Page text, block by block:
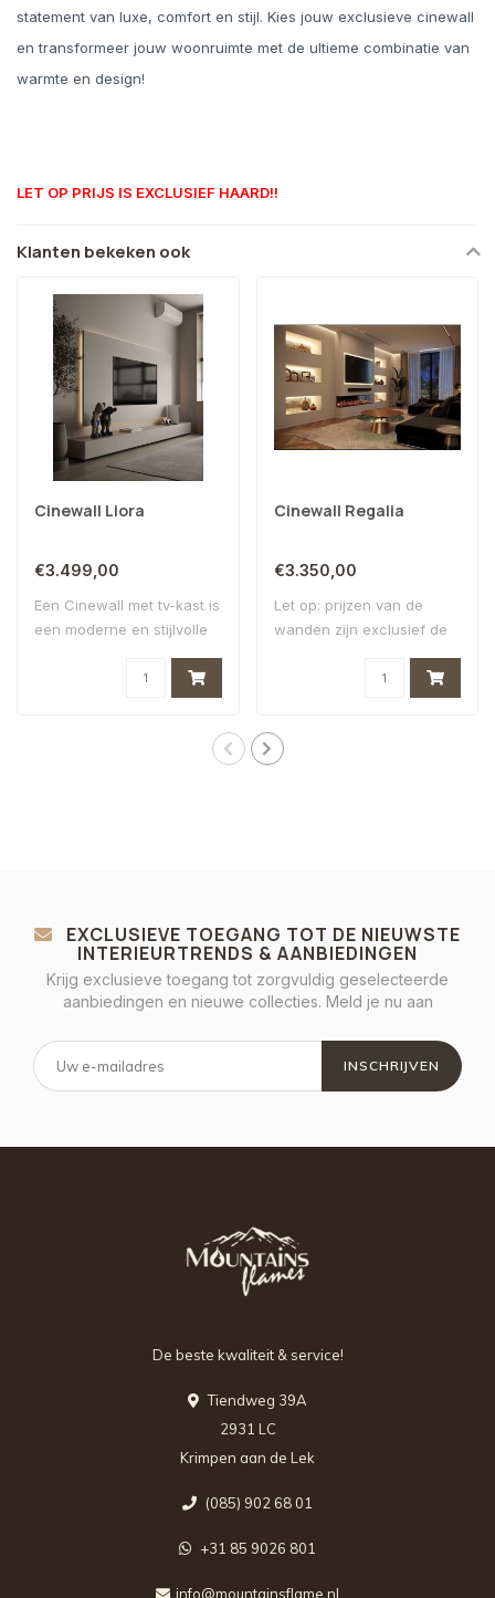
statement van luxe, comfort en stijl. Kies jouw exclusieve cinewall
en transformeer jouw woonruimte met de ultieme combinatie van
warmte en design!
LET OP PRIJS IS EXCLUSIEF HAARD!!
Klanten bekeken ook
Cinewall Liora
€3.499,00
Een Cinewall met tv-kast is
een moderne en stijlvolle
Cinewall Regalia
€3.350,00
Let op: prijzen van de
wanden zijn exclusief de
EXCLUSIEVE TOEGANG TOT DE NIEUWSTE
INTERIEURTRENDS & AANBIEDINGEN
Krijg exclusieve toegang tot zorgvuldig geselecteerde
aanbiedingen en nieuwe collecties. Meld je nu aan
INSCHRIJVEN
De beste kwaliteit & service!
Tiendweg 39A
2931 LC
Krimpen aan de Lek
(085) 902 68 01
+31 85 9026 801
info@mountainsflame.nl